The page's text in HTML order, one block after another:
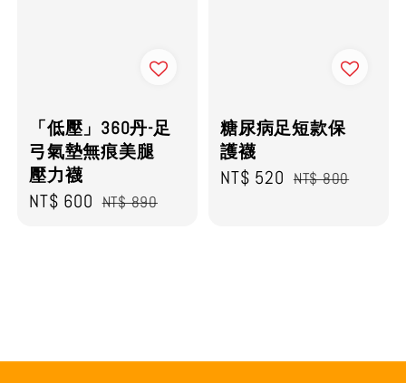
「低壓」360丹-足
弓氣墊無痕美腿
壓力襪
Sale
NT$ 600 Regular
NT$ 890
糖尿病足短款保
護襪
Sale
NT$ 520 Regular
NT$ 800